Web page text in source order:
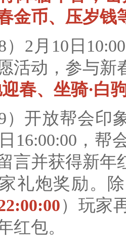
金币、压岁钱
月10日
活动，参与新
春、坐骑·白
放帮会印象
16:00:00，
言并获得新年
礼炮奖励。
）玩家
红包。